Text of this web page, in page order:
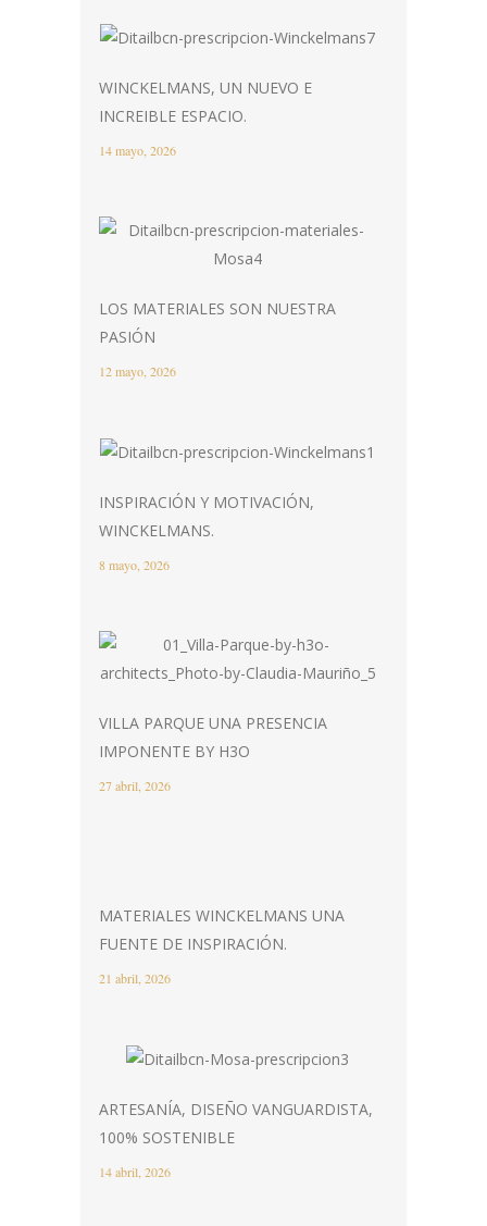
WINCKELMANS, UN NUEVO E
INCREIBLE ESPACIO.
14 mayo, 2026
LOS MATERIALES SON NUESTRA
PASIÓN
12 mayo, 2026
INSPIRACIÓN Y MOTIVACIÓN,
WINCKELMANS.
8 mayo, 2026
VILLA PARQUE UNA PRESENCIA
IMPONENTE BY H3O
27 abril, 2026
MATERIALES WINCKELMANS UNA
FUENTE DE INSPIRACIÓN.
21 abril, 2026
ARTESANÍA, DISEÑO VANGUARDISTA,
100% SOSTENIBLE
14 abril, 2026